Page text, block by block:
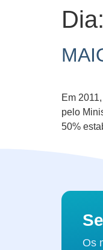
Dia:
Em
pelo
50%
Os